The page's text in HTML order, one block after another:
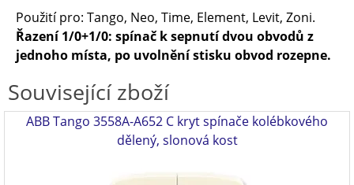
Použití pro: Tango, Neo, Time, Element, Levit, Zoni.
Řazení 1/0+1/0: spínač k sepnutí dvou obvodů z
jednoho místa, po uvolnění stisku obvod rozepne.
Související zboží
ABB Tango 3558A-A652 C kryt spínače kolébkového
dělený, slonová kost